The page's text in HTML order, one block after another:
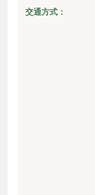
交通方式：